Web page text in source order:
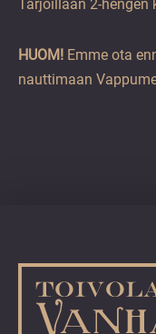
Tarjoillaan 2-hengen
HUOM! Emme ota
nauttimaan